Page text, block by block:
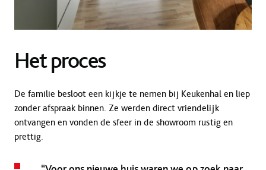
Het proces
De familie besloot een kijkje te nemen bij Keukenhal en liep
zonder afspraak binnen. Ze werden direct vriendelijk
ontvangen en vonden de sfeer in de showroom rustig en
prettig.